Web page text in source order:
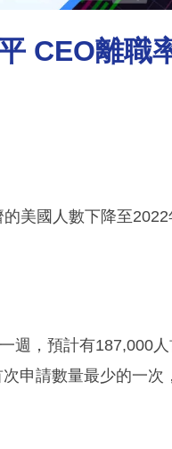
CEO離職
美國人數下降至2022
週，預計有187,000
申請數量最少的一次